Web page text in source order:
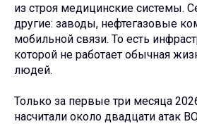
из строя медицинские системы.
другие: заводы, нефтегазовые
мобильной связи. То есть
которой не работает обычная
людей.
Только за первые три месяца
насчитали около двадцати атак